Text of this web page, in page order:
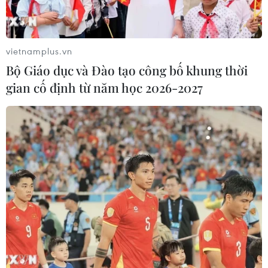
Quảng Ninh: 100 trẻ ra đời bằng phương
pháp thụ tinh ở tuyến tỉnh
17/12/2018 09:06
Sáng 17/12, Bệnh viện Sản Nhi Quảng Ninh đã tổ chức
buổi lễ chào đón 100 em bé đầu tiên ra đời bằng
phương pháp thụ tinh trong ống nghiệm.
vietnamplus.vn
Bộ Giáo dục và Đào tạo công bố khung thời
gian cố định từ năm học 2026-2027